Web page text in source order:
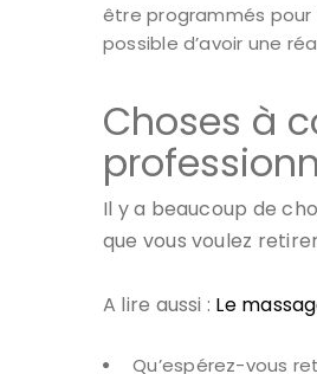
être programmés pour
possible d’avoir une
Choses à
Il y a beaucoup de
que vous voulez
A lire aussi : Le
Qu’espérez-vous